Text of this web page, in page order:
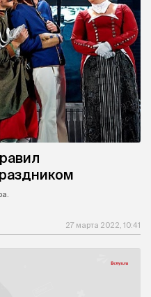
27 марта 2022, 10:41